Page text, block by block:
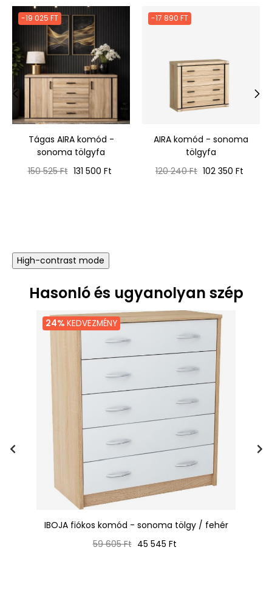
-19 025 FT
Tágas AIRA komód -
sonoma tölgyfa
Normál
150 525 Ft Ár
131 500 Ft
-17 890 FT
AIRA komód - sonoma
tölgyfa
Normál
120 240 Ft Ár
102 350 Ft
‹
High-contrast mode
Hasonló és ugyanolyan szép
24% KEDVEZMÉNY
IBOJA fiókos komód - sonoma tölgy / fehér
Normál
59 605 Ft Ár
45 545 Ft